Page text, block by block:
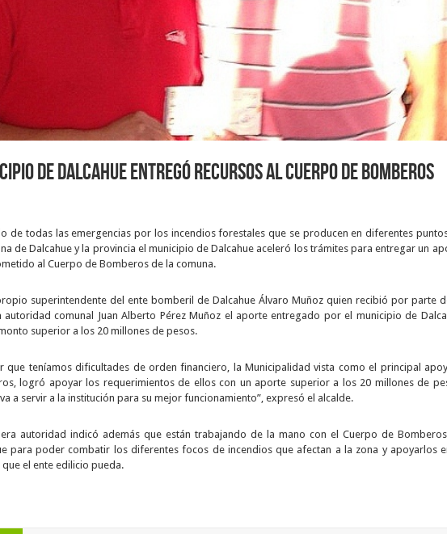
de Dalcahue entregó recursos al Cuerpo de Bomberos
de todas las emergencias por los incendios forestales que se producen en diferentes
de Dalcahue y la provincia el municipio de Dalcahue aceleró los trámites para entregar un
al Cuerpo de Bomberos de la comuna.
superintendente del ente bomberil de Dalcahue Álvaro Muñoz quien recibió por parte
autoridad comunal Juan Alberto Pérez Muñoz el aporte entregado por el municipio de
superior a los 20 millones de pesos.
que teníamos dificultades de orden financiero, la Municipalidad vista como el principal
logró apoyar los requerimientos de ellos con un aporte superior a los 20 millones de
a servir a la institución para su mejor funcionamiento”, expresó el alcalde.
autoridad indicó además que están trabajando de la mano con el Cuerpo de
para poder combatir los diferentes focos de incendios que afectan a la zona y apoyarlos
el ente edilicio pueda.